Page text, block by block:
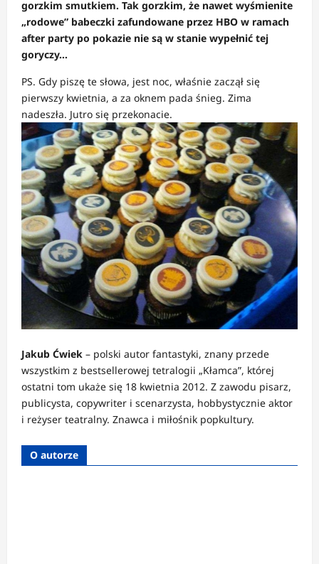
gorzkim smutkiem. Tak gorzkim, że nawet wyśmienite
„rodowe” babeczki zafundowane przez HBO w ramach
after party po pokazie nie są w stanie wypełnić tej
goryczy…
PS. Gdy piszę te słowa, jest noc, właśnie zaczął się
pierwszy kwietnia, a za oknem pada śnieg. Zima
nadeszła. Jutro się przekonacie.
Jakub Ćwiek – polski autor fantastyki, znany przede
wszystkim z bestsellerowej tetralogii „Kłamca”, której
ostatni tom ukaże się 18 kwietnia 2012. Z zawodu pisarz,
publicysta, copywriter i scenarzysta, hobbystycznie aktor
i reżyser teatralny. Znawca i miłośnik popkultury.
O autorze